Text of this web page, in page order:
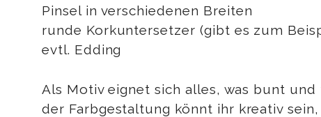
Pinsel in verschiedenen Breiten
runde Korkuntersetzer (gibt es zum
evtl. Edding
Als Motiv eignet sich alles, was bunt
der Farbgestaltung könnt ihr kreativ